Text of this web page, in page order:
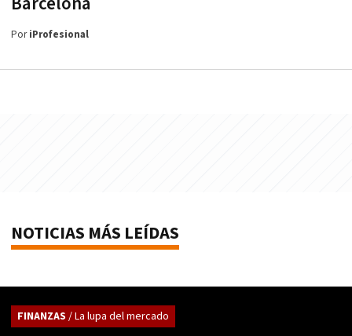
PoriProfesional
NOTICIAS MÁS LEÍDAS
FINANZAS / La lupa del mercado